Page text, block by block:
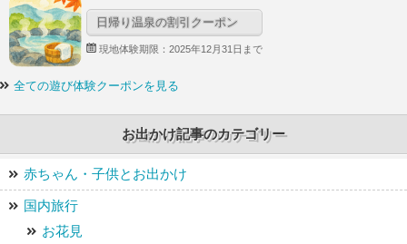
日帰り温泉の割引クーポン
現地体験期限：2025年12月31日まで
全ての遊び体験クーポンを見る
お出かけ記事のカテゴリー
赤ちゃん・子供とお出かけ
国内旅行
お花見